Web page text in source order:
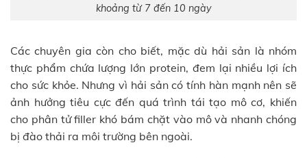
khoảng từ 7 đến 10 ngày
Các chuyên gia còn cho biết, mặc dù hải sản là nhóm
thực phẩm chứa lượng lớn protein, đem lại nhiều lợi ích
cho sức khỏe. Nhưng vì hải sản có tính hàn mạnh nên sẽ
ảnh hưởng tiêu cực đến quá trình tái tạo mô cơ, khiến
cho phân tử filler khó bám chặt vào mô và nhanh chóng
bị đào thải ra môi trường bên ngoài.